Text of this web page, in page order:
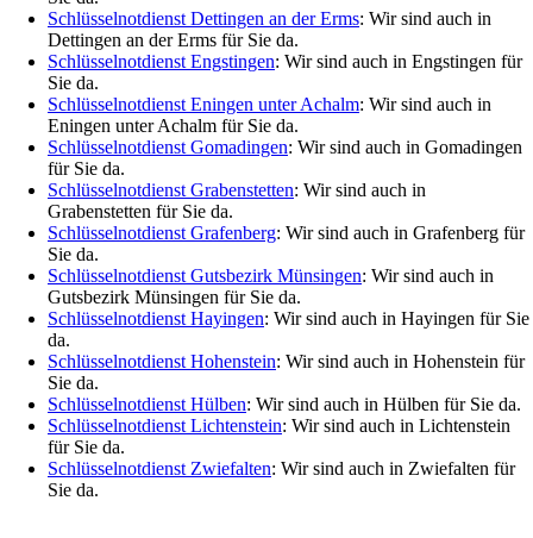
Schlüsselnotdienst Dettingen an der Erms: Wir sind auch in
Dettingen an der Erms für Sie da.
Schlüsselnotdienst Engstingen: Wir sind auch in Engstingen für
Sie da.
Schlüsselnotdienst Eningen unter Achalm: Wir sind auch in
Eningen unter Achalm für Sie da.
Schlüsselnotdienst Gomadingen: Wir sind auch in Gomadingen
für Sie da.
Schlüsselnotdienst Grabenstetten: Wir sind auch in
Grabenstetten für Sie da.
Schlüsselnotdienst Grafenberg: Wir sind auch in Grafenberg für
Sie da.
Schlüsselnotdienst Gutsbezirk Münsingen: Wir sind auch in
Gutsbezirk Münsingen für Sie da.
Schlüsselnotdienst Hayingen: Wir sind auch in Hayingen für Sie
da.
Schlüsselnotdienst Hohenstein: Wir sind auch in Hohenstein für
Sie da.
Schlüsselnotdienst Hülben: Wir sind auch in Hülben für Sie da.
Schlüsselnotdienst Lichtenstein: Wir sind auch in Lichtenstein
für Sie da.
Schlüsselnotdienst Zwiefalten: Wir sind auch in Zwiefalten für
Sie da.